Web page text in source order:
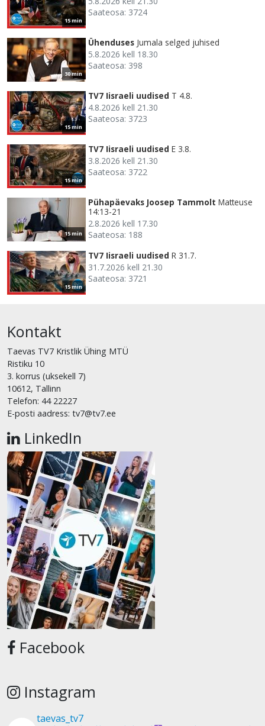
15 min
Saateosa: 3724
30 min
Ühenduses Jumala selged juhised
5.8.2026 kell 18.30
Saateosa: 398
15 min
TV7 Iisraeli uudised T 4.8.
4.8.2026 kell 21.30
Saateosa: 3723
15 min
TV7 Iisraeli uudised E 3.8.
3.8.2026 kell 21.30
Saateosa: 3722
15 min
Pühapäevaks Joosep Tammolt Matteuse
14:13-21
2.8.2026 kell 17.30
Saateosa: 188
15 min
TV7 Iisraeli uudised R 31.7.
31.7.2026 kell 21.30
Saateosa: 3721
Kontakt
Taevas TV7 Kristlik Ühing MTÜ
Ristiku 10
3. korrus (uksekell 7)
10612, Tallinn
Telefon: 44 22227
E-posti aadress: tv7@tv7.ee
LinkedIn
Facebook
Instagram
taevas_tv7